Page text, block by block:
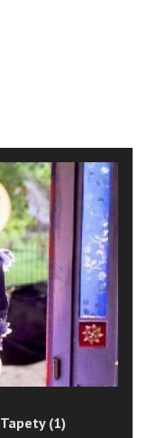
Tapety (1)